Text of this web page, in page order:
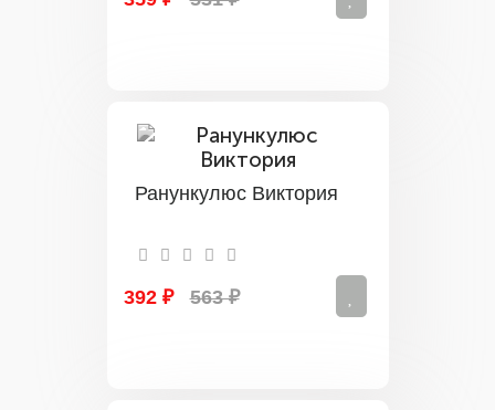
Ранункулюс Виктория
392 ₽ 563 ₽